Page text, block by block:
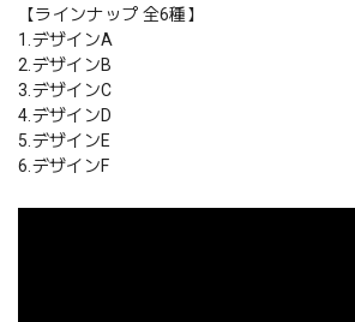
【ラインナップ 全6種】
1.デザインA
2.デザインB
3.デザインC
4.デザインD
5.デザインE
6.デザインF